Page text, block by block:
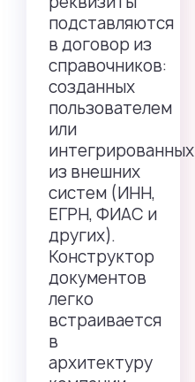
подставляются
в договор из
справочников:
созданных
пользователем
или
интегрированных
из внешних
систем (ИНН,
ЕГРН, ФИАС и
других).
Конструктор
документов
легко
встраивается
в
архитектуру